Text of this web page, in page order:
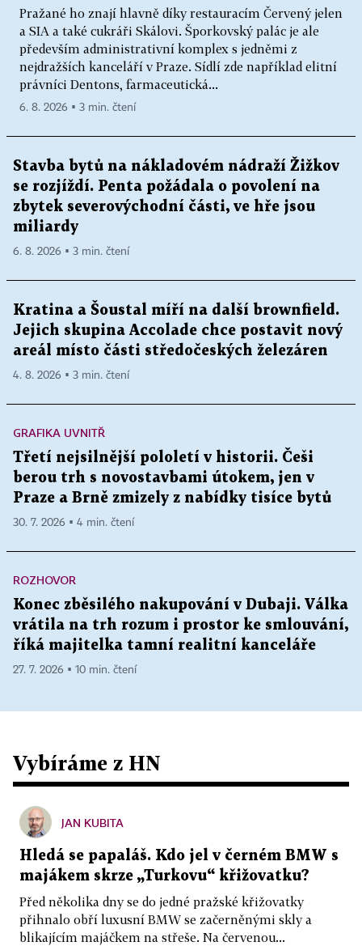
Pražané ho znají hlavně díky restauracím Červený jelen
a SIA a také cukráři Skálovi. Šporkovský palác je ale
především administrativní komplex s jedněmi z
nejdražších kanceláří v Praze. Sídlí zde například elitní
právníci Dentons, farmaceutická...
6. 8. 2026 ▪ 3 min. čtení
Stavba bytů na nákladovém nádraží Žižkov
se rozjíždí. Penta požádala o povolení na
zbytek severovýchodní části, ve hře jsou
miliardy
6. 8. 2026 ▪ 3 min. čtení
Kratina a Šoustal míří na další brownfield.
Jejich skupina Accolade chce postavit nový
areál místo části středočeských železáren
4. 8. 2026 ▪ 3 min. čtení
GRAFIKA UVNITŘ
Třetí nejsilnější pololetí v historii. Češi
berou trh s novostavbami útokem, jen v
Praze a Brně zmizely z nabídky tisíce bytů
30. 7. 2026 ▪ 4 min. čtení
ROZHOVOR
Konec zběsilého nakupování v Dubaji. Válka
vrátila na trh rozum i prostor ke smlouvání,
říká majitelka tamní realitní kanceláře
27. 7. 2026 ▪ 10 min. čtení
Vybíráme z HN
JAN KUBITA
Hledá se papaláš. Kdo jel v černém BMW s
majákem skrze „Turkovu“ křižovatku?
Před několika dny se do jedné pražské křižovatky
přihnalo obří luxusní BMW se začerněnými skly a
blikajícím majáčkem na střeše. Na červenou...